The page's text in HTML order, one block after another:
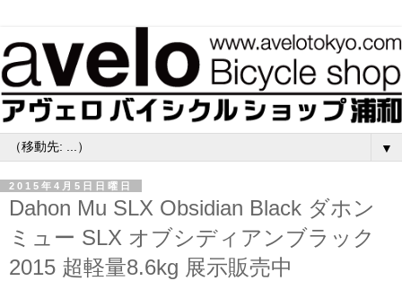
▼
2015年4月5日日曜日
Dahon Mu SLX Obsidian Black ダホン
ミュー SLX オブシディアンブラック
2015 超軽量8.6kg 展示販売中